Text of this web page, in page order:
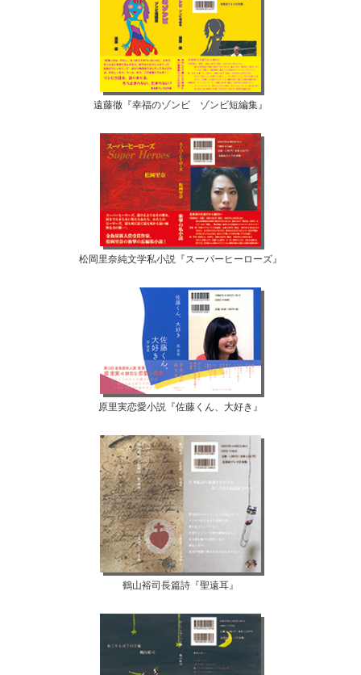
遠藤徹『幸福のゾンビ ゾンビ短編集』
松岡里奈純文学私小説『スーパーヒーローズ』
原里実恋愛小説『佐藤くん、大好き』
鶴山裕司長篇詩『聖遠耳』